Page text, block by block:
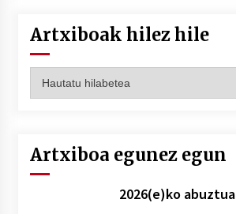
Artxiboak hilez hile
hilez
Artxiboa egunez egun
2026(e)ko abuztua